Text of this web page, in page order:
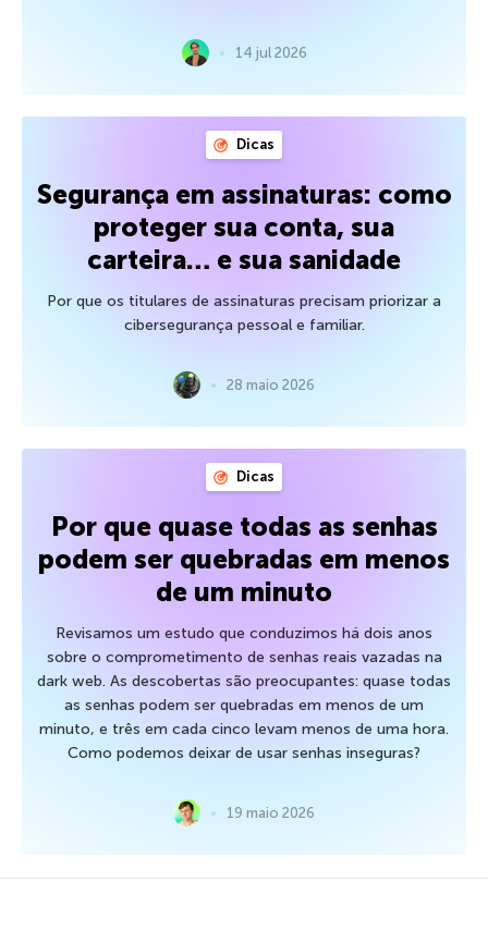
14 jul 2026
Dicas
Segurança em assinaturas: como
proteger sua conta, sua
carteira… e sua sanidade
Por que os titulares de assinaturas precisam priorizar a
cibersegurança pessoal e familiar.
28 maio 2026
Dicas
Por que quase todas as senhas
podem ser quebradas em menos
de um minuto
Revisamos um estudo que conduzimos há dois anos
sobre o comprometimento de senhas reais vazadas na
dark web. As descobertas são preocupantes: quase todas
as senhas podem ser quebradas em menos de um
minuto, e três em cada cinco levam menos de uma hora.
Como podemos deixar de usar senhas inseguras?
19 maio 2026